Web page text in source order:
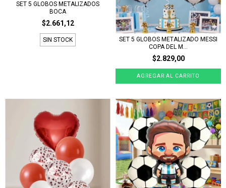
SET 5 GLOBOS METALIZADOS
BOCA
$2.661,12
SIN STOCK
SET 5 GLOBOS METALIZADO MESSI
COPA DEL M...
$2.829,00